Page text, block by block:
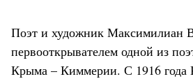
Поэт и художник Максимилиан
первооткрывателем одной из
Крыма – Киммерии. С 1916 года